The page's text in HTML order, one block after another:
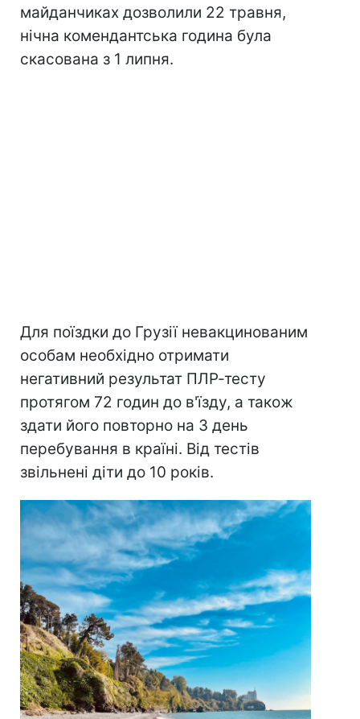
майданчиках дозволили 22 травня,
нічна комендантська година була
скасована з 1 липня.
Для поїздки до Грузії невакцинованим
особам необхідно отримати
негативний результат ПЛР-тесту
протягом 72 годин до в'їзду, а також
здати його повторно на 3 день
перебування в країні. Від тестів
звільнені діти до 10 років.